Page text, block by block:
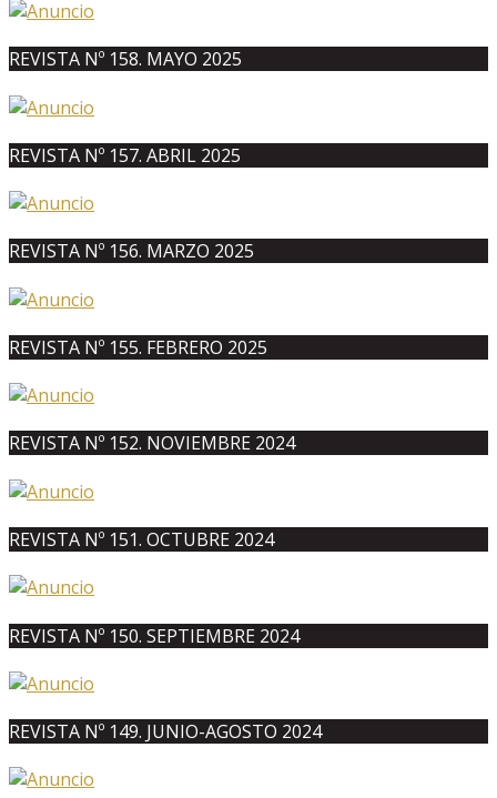
REVISTA Nº 158. MAYO 2025
REVISTA Nº 157. ABRIL 2025
REVISTA Nº 156. MARZO 2025
REVISTA Nº 155. FEBRERO 2025
REVISTA Nº 152. NOVIEMBRE 2024
REVISTA Nº 151. OCTUBRE 2024
REVISTA Nº 150. SEPTIEMBRE 2024
REVISTA Nº 149. JUNIO-AGOSTO 2024